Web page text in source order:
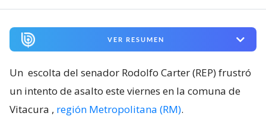
VER RESUMEN
Un escolta del senador Rodolfo Carter (REP) frustró
un intento de asalto este viernes en la comuna de
Vitacura , región Metropolitana (RM).